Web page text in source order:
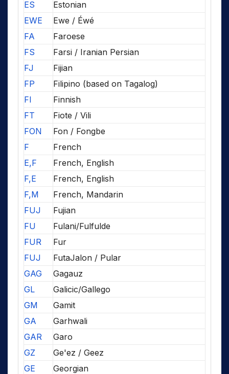
ES
Estonian
EWE
Ewe / Éwé
FA
Faroese
FS
Farsi / Iranian Persian
FJ
Fijian
FP
Filipino (based on Tagalog)
FI
Finnish
FT
Fiote / Vili
FON
Fon / Fongbe
F
French
E,F
French, English
F,E
French, English
F,M
French, Mandarin
FUJ
Fujian
FU
Fulani/Fulfulde
FUR
Fur
FUJ
FutaJalon / Pular
GAG
Gagauz
GL
Galicic/Gallego
GM
Gamit
GA
Garhwali
GAR
Garo
GZ
Ge'ez / Geez
GE
Georgian